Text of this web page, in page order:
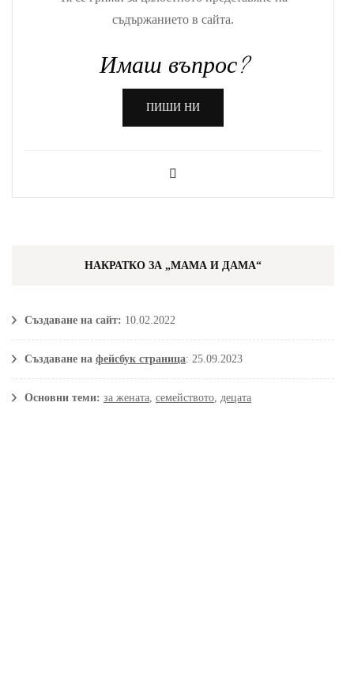
съдържанието в сайта.
Имаш въпрос?
ПИШИ НИ
НАКРАТКО ЗА „МАМА И ДАМА“
Създаване на сайт: 10.02.2022
Създаване на фейсбук страница: 25.09.2023
Основни теми: за жената семейството децата